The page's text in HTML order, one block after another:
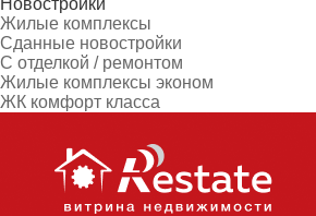
Новостройки
Жилые комплексы
Сданные новостройки
С отделкой / ремонтом
Жилые комплексы эконом
ЖК комфорт класса